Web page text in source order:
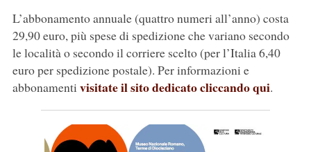
L’abbonamento annuale (quattro numeri all’anno) costa
29,90 euro, più spese di spedizione che variano secondo
le località o secondo il corriere scelto (per l’Italia 6,40
euro per spedizione postale). Per informazioni e
abbonamenti visitate il sito dedicato cliccando qui.